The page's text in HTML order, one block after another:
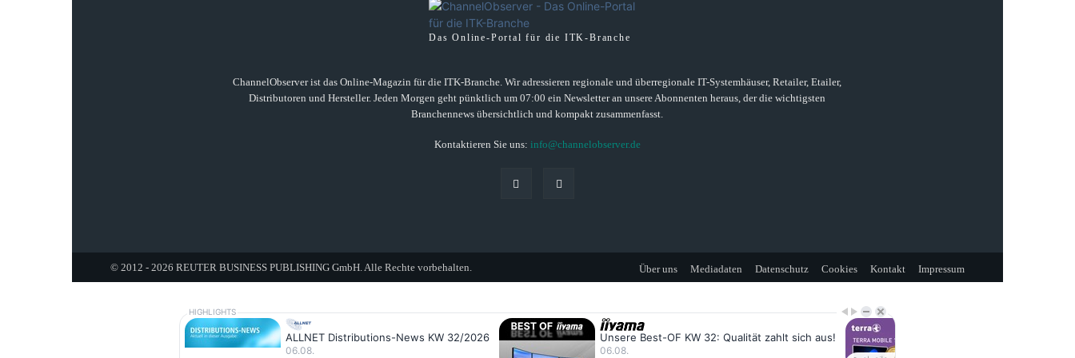
Das Online-Portal für die ITK-Branche
ChannelObserver ist das Online-Magazin für die ITK-Branche. Wir adressieren regionale und überregionale IT-Systemhäuser, Retailer, Etailer,
Distributoren und Hersteller. Jeden Morgen geht pünktlich um 07:00 ein Newsletter an unsere Abonnenten heraus, der die wichtigsten
Branchennews übersichtlich und kompakt zusammenfasst.
Kontaktieren Sie uns: info@channelobserver.de
© 2012 - 2026 REUTER BUSINESS PUBLISHING GmbH. Alle Rechte vorbehalten. Über uns Mediadaten Datenschutz Cookies Kontakt Impressum